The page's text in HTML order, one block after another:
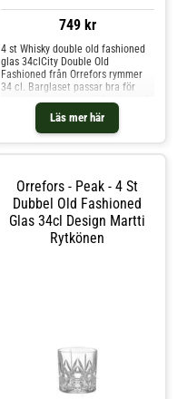
749 kr
Läs mer här
4 st Whisky double old fashioned
glas 34clCity Double Old
Fashioned från Orrefors rymmer
34 cl. Barglaset passar bra för
servering av rena spritdrycker och
cocktails. Skären som löper runt
glasets yta skapar ett
oregelbundet uttryck och bidrar
6310341Design: Martti
RytkönenServis: City Tillverkare:
OrreforsMått: Höjd 91 mm,
Diameter 86 mm 390 gram 34
clKondition: Nytt 1:a sortering
Orrefors - Peak - 4 St
Dubbel Old Fashioned
Glas 34cl Design Martti
Rytkönen